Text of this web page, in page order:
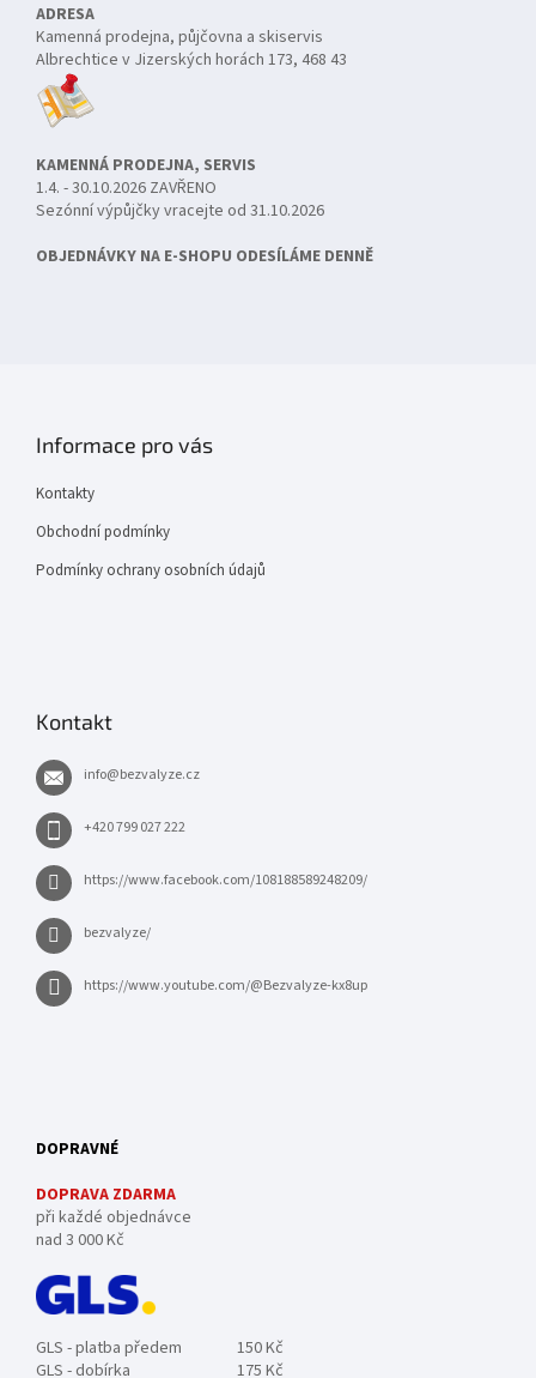
ADRESA
Kamenná prodejna, půjčovna a skiservis
Albrechtice v Jizerských horách 173, 468 43
KAMENNÁ PRODEJNA, SERVIS
1.4. - 30.10.2026 ZAVŘENO
Sezónní výpůjčky vracejte od 31.10.2026
OBJEDNÁVKY NA E-SHOPU ODESÍLÁME DENNĚ
Informace pro vás
Kontakty
Obchodní podmínky
Podmínky ochrany osobních údajů
Kontakt
info@bezvalyze.cz
+420 799 027 222
https://www.facebook.com/108188589248209/
bezvalyze/
https://www.youtube.com/@Bezvalyze-kx8up
DOPRAVNÉ
DOPRAVA ZDARMA
při každé objednávce
nad 3 000 Kč
GLS - platba předem
150 Kč
GLS - dobírka
175 Kč